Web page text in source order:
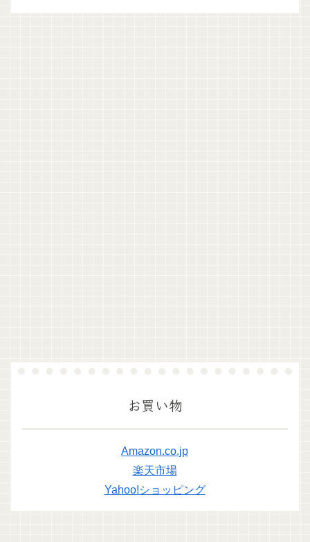
お買い物
Amazon.co.jp
楽天市場
Yahoo!ショッピング